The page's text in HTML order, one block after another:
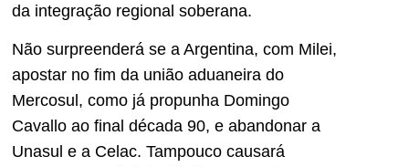
da integração regional soberana.
Não surpreenderá se a Argentina, com Milei,
apostar no fim da união aduaneira do
Mercosul, como já propunha Domingo
Cavallo ao final década 90, e abandonar a
Unasul e a Celac. Tampouco causará